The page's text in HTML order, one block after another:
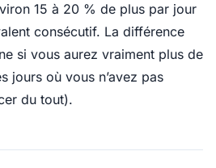
15 à 20 % de plus par jour
consécutif. La différence
si vous aurez vraiment plus de
jours où vous n’avez pas
du tout).